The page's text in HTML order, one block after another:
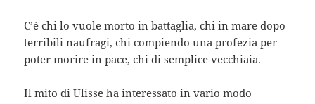
C’è chi lo vuole morto in battaglia, chi in mare dopo
terribili naufragi, chi compiendo una profezia per
poter morire in pace, chi di semplice vecchiaia.
Il mito di Ulisse ha interessato in vario modo